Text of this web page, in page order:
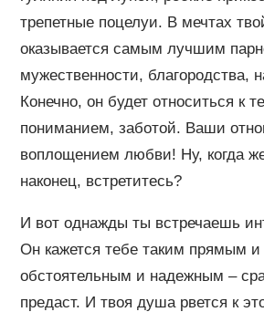
трепетные поцелуи. В мечтах
оказывается самым лучшим
мужественности, благородства,
Конечно, он будет относиться к
пониманием, заботой. Ваши
воплощением любви! Ну, когда
наконец, встретитесь?
И вот однажды ты встречаешь
Он кажется тебе таким прямым
обстоятельным и надежным –
предаст. И твоя душа рвется к